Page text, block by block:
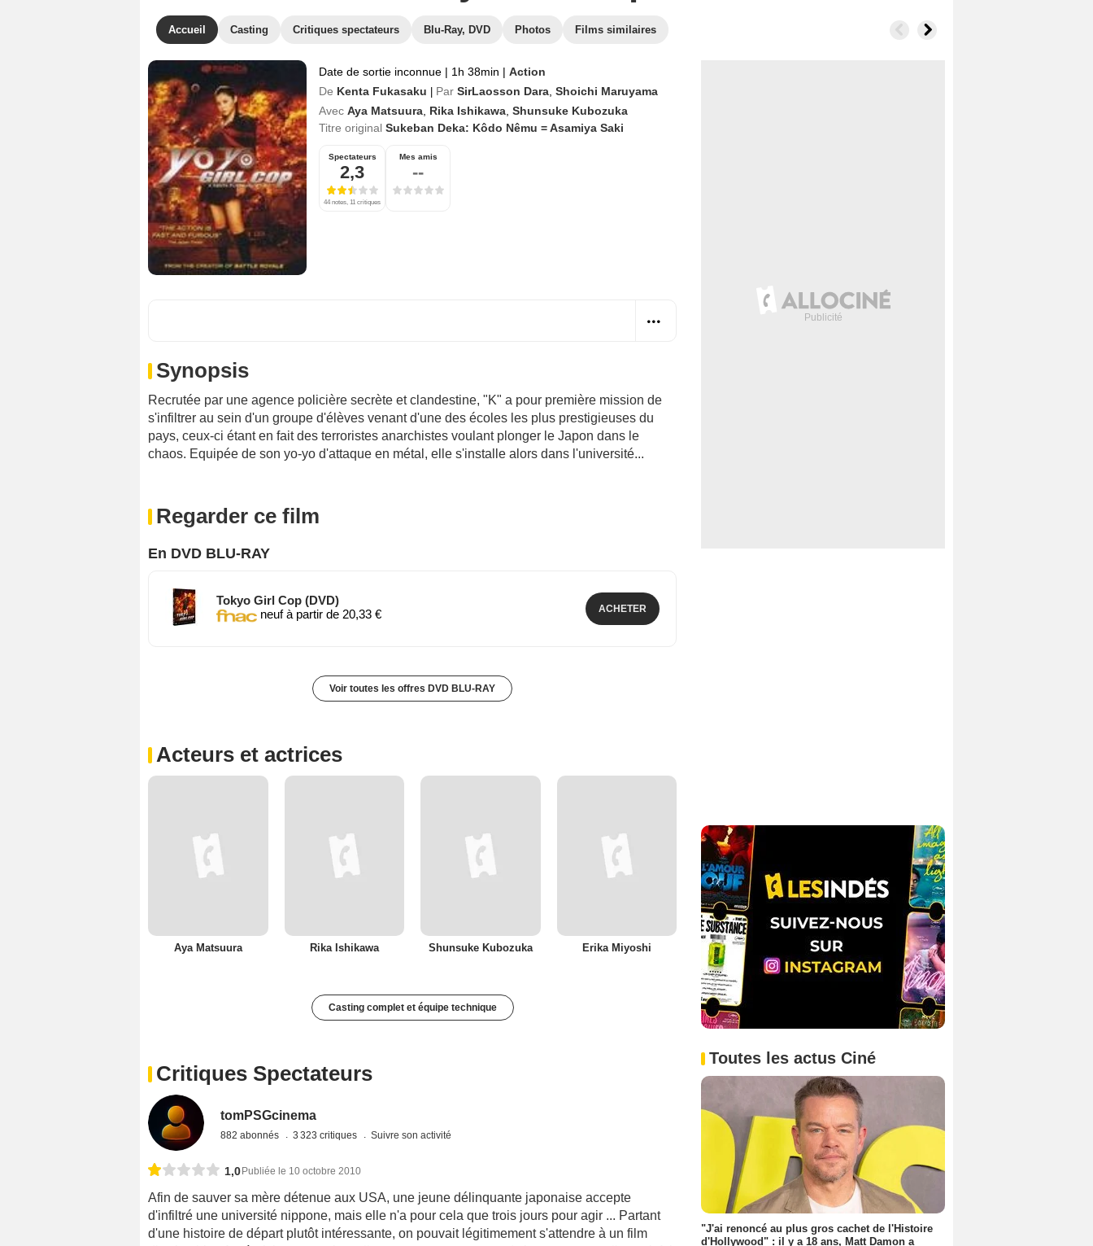
Accueil Casting Critiques spectateurs Blu-Ray, DVD Photos Films similaires
Date de sortie inconnue | 1h 38min | Action
De Kenta Fukasaku Par SirLaosson Dara Shoichi Maruyama
Avec Aya Matsuura Rika Ishikawa Shunsuke Kubozuka
Titre original Sukeban Deka: Kôdo Nêmu = Asamiya Saki
Spectateurs
2,3
44 notes, 11 critiques
Mes amis
--
Synopsis
Recrutée par une agence policière secrète et clandestine, "K" a pour première mission de
s'infiltrer au sein d'un groupe d'élèves venant d'une des écoles les plus prestigieuses du
pays, ceux-ci étant en fait des terroristes anarchistes voulant plonger le Japon dans le
chaos. Equipée de son yo-yo d'attaque en métal, elle s'installe alors dans l'université...
Regarder ce film
En DVD BLU-RAY
Tokyo Girl Cop (DVD)
neuf à partir de 20,33 €
ACHETER
Voir toutes les offres DVD BLU-RAY
Acteurs et actrices
Aya Matsuura Rika Ishikawa Shunsuke Kubozuka Erika Miyoshi
Casting complet et équipe technique
Critiques Spectateurs
tomPSGcinema
882 abonnés 3 323 critiques Suivre son activité
1,0 Publiée le 10 octobre 2010
Afin de sauver sa mère détenue aux USA, une jeune délinquante japonaise accepte
d'infiltré une université nippone, mais elle n'a pour cela que trois jours pour agir ... Partant
d'une histoire de départ plutôt intéressante, on pouvait légitimement s'attendre à un film
Toutes les actus Ciné
"J'ai renoncé au plus gros cachet de l'Histoire
d'Hollywood" : il y a 18 ans, Matt Damon a